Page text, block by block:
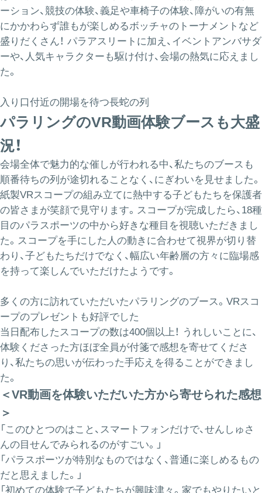
ーション、競技の体験、義足や車椅子の体験、障がいの有無
にかかわらず誰もが楽しめるボッチャのトーナメントなど
盛りだくさん！ パラアスリートに加え、イベントアンバサダ
ーや、人気キャラクターも駆け付け、会場の熱気に応えまし
た。
入り口付近の開場を待つ長蛇の列
パラリングのVR動画体験ブースも大盛
況！
会場全体で魅力的な催しが行われる中、私たちのブースも
順番待ちの列が途切れることなく、にぎわいを見せました。
紙製VRスコープの組み立てに熱中する子どもたちを保護者
の皆さまが笑顔で見守ります。スコープが完成したら、18種
目のパラスポーツの中から好きな種目を視聴いただきまし
た。スコープを手にした人の動きに合わせて視界が切り替
わり、子どもたちだけでなく、幅広い年齢層の方々に臨場感
を持って楽しんでいただけたようです。
多くの方に訪れていただいたパラリングのブース。VRスコ
ープのプレゼントも好評でした
当日配布したスコープの数は400個以上！ うれしいことに、
体験くださった方ほぼ全員が付箋で感想を寄せてくださ
り、私たちの思いが伝わった手応えを得ることができまし
た。
＜VR動画を体験いただいた方から寄せられた感想
＞
「このひとつのはこと、スマートフォンだけで、せんしゅさ
んの目せんでみられるのがすごい。」
「パラスポーツが特別なものではなく、普通に楽しめるもの
だと思えました。」
「初めての体験で子どもたちが興味津々。家でもやりたいと